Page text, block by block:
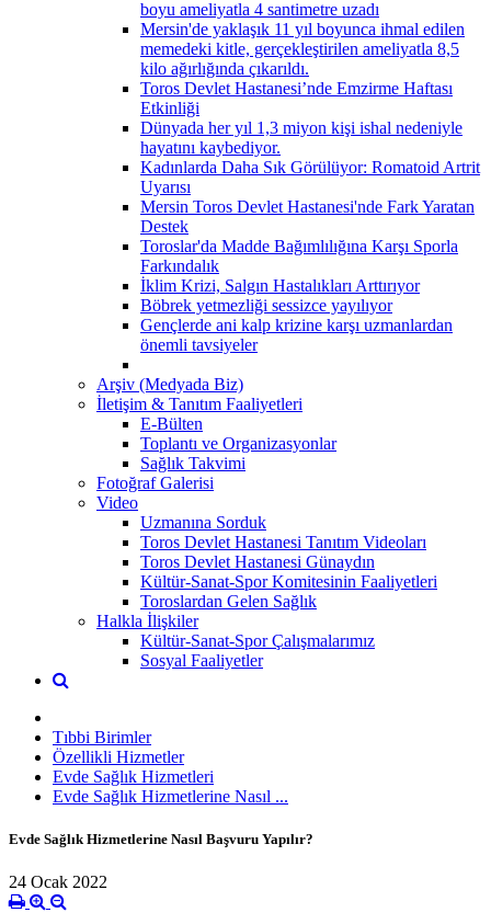
boyu ameliyatla 4 santimetre uzadı
Mersin'de yaklaşık 11 yıl boyunca ihmal edilen
memedeki kitle, gerçekleştirilen ameliyatla 8,5
kilo ağırlığında çıkarıldı.
Toros Devlet Hastanesi’nde Emzirme Haftası
Etkinliği
Dünyada her yıl 1,3 miyon kişi ishal nedeniyle
hayatını kaybediyor.
Kadınlarda Daha Sık Görülüyor: Romatoid Artrit
Uyarısı
Mersin Toros Devlet Hastanesi'nde Fark Yaratan
Destek
Toroslar'da Madde Bağımlılığına Karşı Sporla
Farkındalık
İklim Krizi, Salgın Hastalıkları Arttırıyor
Böbrek yetmezliği sessizce yayılıyor
Gençlerde ani kalp krizine karşı uzmanlardan
önemli tavsiyeler
Arşiv (Medyada Biz)
İletişim & Tanıtım Faaliyetleri
E-Bülten
Toplantı ve Organizasyonlar
Sağlık Takvimi
Fotoğraf Galerisi
Video
Uzmanına Sorduk
Toros Devlet Hastanesi Tanıtım Videoları
Toros Devlet Hastanesi Günaydın
Kültür-Sanat-Spor Komitesinin Faaliyetleri
Toroslardan Gelen Sağlık
Halkla İlişkiler
Kültür-Sanat-Spor Çalışmalarımız
Sosyal Faaliyetler
Tıbbi Birimler
Özellikli Hizmetler
Evde Sağlık Hizmetleri
Evde Sağlık Hizmetlerine Nasıl ...
Evde Sağlık Hizmetlerine Nasıl Başvuru Yapılır?
24 Ocak 2022